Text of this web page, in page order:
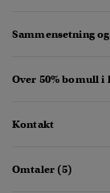
Sammensetning
Over 50% bomull
Kontakt
Omtaler (5)